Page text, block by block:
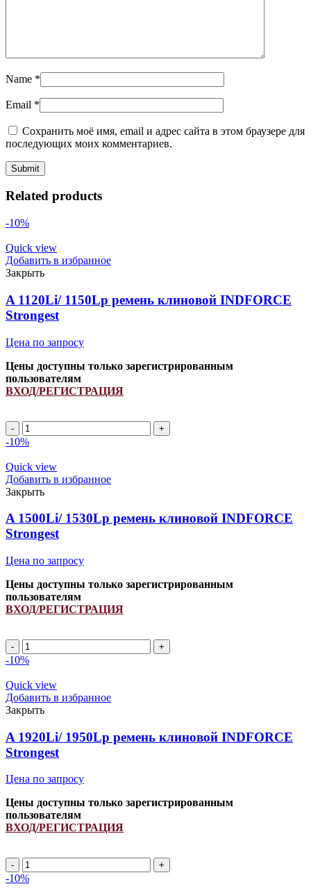
Name *
Email *
Сохранить моё имя, email и адрес сайта в этом браузере для
последующих моих комментариев.
Related products
-10%
Quick view
Добавить в избранное
Закрыть
A 1120Li/ 1150Lp ремень клиновой INDFORCE
Strongest
Цена по запросу
Цены доступны только зарегистрированным
пользователям
ВХОД/РЕГИСТРАЦИЯ
A
1120Li/
ремень
клиновой
INDFORCE
Strongest
quantity
-10%
Quick view
Добавить в избранное
Закрыть
A 1500Li/ 1530Lp ремень клиновой INDFORCE
Strongest
Цена по запросу
Цены доступны только зарегистрированным
пользователям
ВХОД/РЕГИСТРАЦИЯ
A
1500Li/
ремень
клиновой
INDFORCE
Strongest
quantity
-10%
Quick view
Добавить в избранное
Закрыть
A 1920Li/ 1950Lp ремень клиновой INDFORCE
Strongest
Цена по запросу
Цены доступны только зарегистрированным
пользователям
ВХОД/РЕГИСТРАЦИЯ
A
1920Li/
-10%